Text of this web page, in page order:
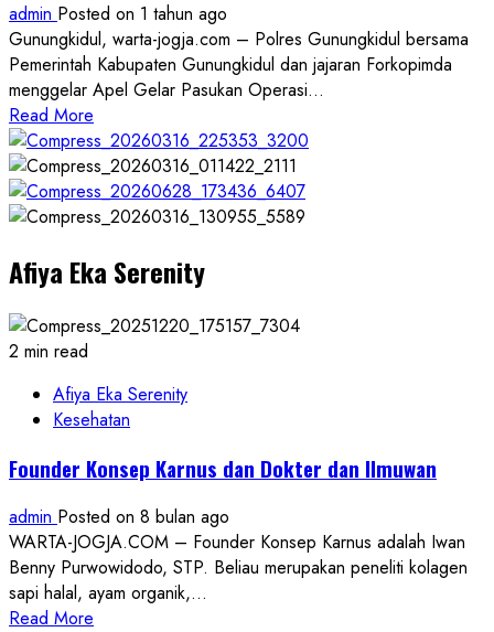
admin Posted on 1 tahun ago
Gunungkidul, warta-jogja.com – Polres Gunungkidul bersama
Pemerintah Kabupaten Gunungkidul dan jajaran Forkopimda
menggelar Apel Gelar Pasukan Operasi...
Read More
more
about
Apel
Gelar
Operasi
Ketupat
Progo
2025,
dan
Pemkab
Siap
Libur
Lebaran
Afiya Eka Serenity
2 min read
Afiya Eka Serenity
Kesehatan
Founder Konsep Karnus dan Dokter dan Ilmuwan
admin Posted on 8 bulan ago
WARTA-JOGJA.COM – Founder Konsep Karnus adalah Iwan
Benny Purwowidodo, STP. Beliau merupakan peneliti kolagen
sapi halal, ayam organik,...
Read More